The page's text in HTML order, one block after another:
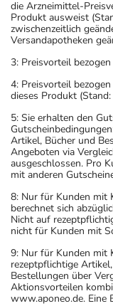
die Arzneimittel-
Produkt ausweist
zwischenzeitlich
Versandapotheken
3: Preisvorteil
4: Preisvorteil
dieses Produkt
5: Sie erhalten den
Artikel, Bücher und
Angeboten via
ausgeschlossen. Pro
mit anderen
8: Nur für Kunden mit
berechnet sich
Nicht auf
nicht für Kunden mit
9: Nur für Kunden mit
rezeptpflichtige
Bestellungen über
Aktionsvorteilen
www.aponeo.de. Eine